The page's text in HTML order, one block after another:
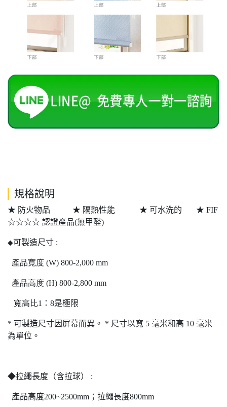
規格說明
★ 防火物品 ★ 隔熱性能 ★ 可水洗的 ★ FIF
☆☆☆☆ 認證產品(無甲醛)
◆可製造尺寸 :
產品寬度 (W) 800-2,000 mm
產品高度 (H) 800-2,800 mm
寬高比1 ： 8是極限
* 可製造尺寸因屏幕而異。 * 尺寸以寬 5 毫米和高 10 毫米
為單位。
◆拉繩長度（含拉球） :
產品高度200~2500mm；拉繩長度800mm